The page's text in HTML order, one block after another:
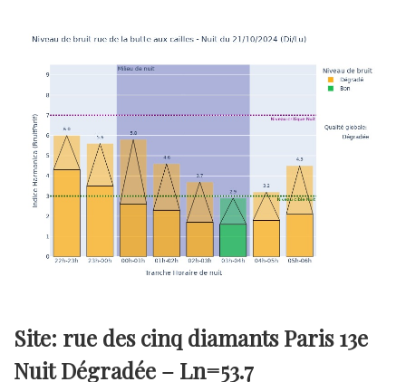
Site: rue des cinq diamants Paris 13e
Nuit Dégradée – Ln=53.7